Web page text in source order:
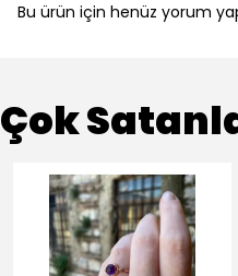
Bu ürün için henüz yorum
Çok